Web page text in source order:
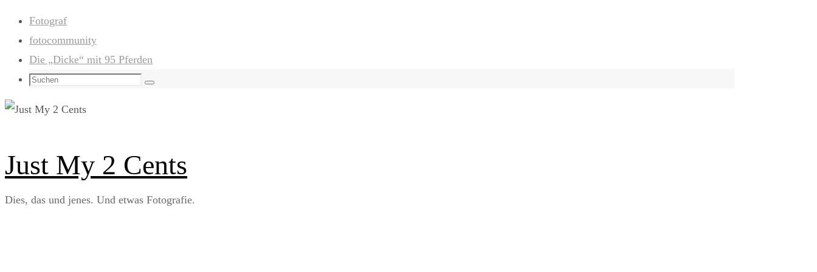
Zum
Inhalt
springen
Fotograf
fotocommunity
Die „Dicke“ mit 95 Pferden
Suchen
Suchen
Just My 2 Cents
Dies, das und jenes. Und etwas Fotografie.